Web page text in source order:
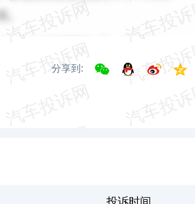
分享到: